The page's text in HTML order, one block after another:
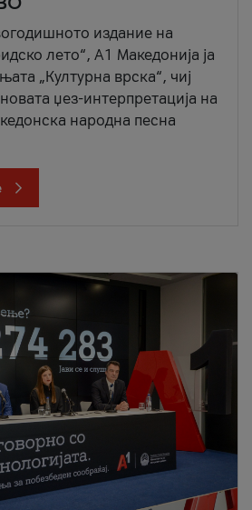
издание на
лето“, А1 Македонија ја
„Културна врска“, чиј
џез-интерпретација на
народна песна